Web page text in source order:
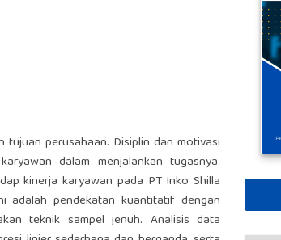
perusahaan. Disiplin dan motivasi
dalam menjalankan tugasnya.
kinerja karyawan pada PT Inko Shilla
adalah pendekatan kuantitatif dengan
teknik sampel jenuh. Analisis data